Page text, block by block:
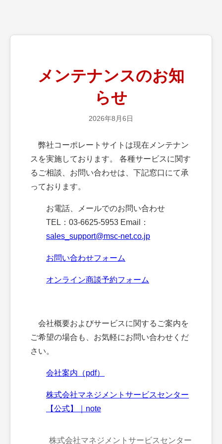
メンテナンスのお知
らせ
2026年8月6日
弊社コーポレートサイトは現在メンテナン
スを実施しております。 各種サービスに関す
るご相談、お問い合わせは、下記窓口にて承
っております。
お電話、メールでのお問い合わせ
TEL：03-6625-5953 Email：
sales_support@msc-net.co.jp
お問い合わせフォーム
オンライン商談予約フォーム
会社概要およびサービスに関するご案内を
ご希望の場合も、お気軽にお問い合わせくだ
さい。
会社案内（pdf）
株式会社マネジメントサービスセンター
【公式】｜note
株式会社マネジメントサービスセンター